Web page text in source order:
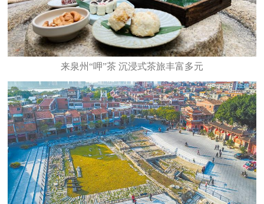
来泉州“呷”茶 沉浸式茶旅丰富多元